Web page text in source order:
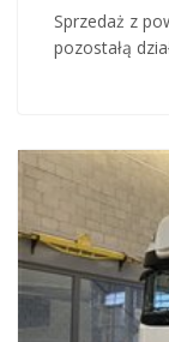
Sprzedaż z
pozostałą